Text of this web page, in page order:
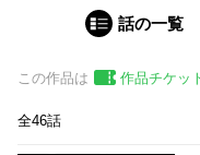
話の一覧
この作品は 作品チケッ
全46話